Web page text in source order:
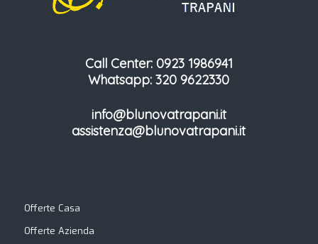
Call Center: 0923 1986941
Whatsapp: 320 9622330
info@blunovatrapani.it
assistenza@blunovatrapani.it
Offerte Casa
Offerte Azienda